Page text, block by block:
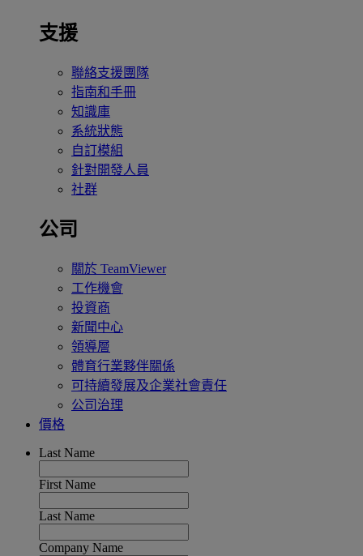
支援
聯絡支援團隊
指南和手冊
知識庫
系統狀態
自訂模組
針對開發人員
社群
公司
關於 TeamViewer
工作機會
投資商
新聞中心
領導層
體育行業夥伴關係
可持續發展及企業社會責任
公司治理
價格
Last Name
First Name
Last Name
Company Name